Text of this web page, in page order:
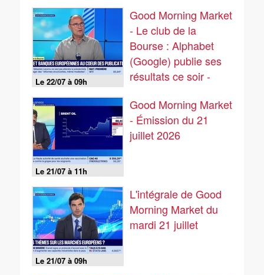
Le 22/07 à 09h
Good Morning Market
- Le club de la
Bourse : Alphabet
(Google) publie ses
résultats ce soir -
Le 21/07 à 11h
Good Morning Market
- Émission du 21
juillet 2026
Le 21/07 à 09h
L'intégrale de Good
Morning Market du
mardi 21 juillet